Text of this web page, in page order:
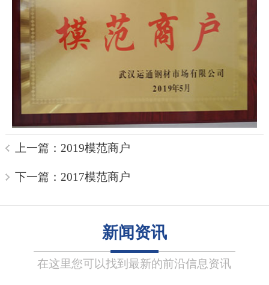
上一篇：2019模范商户
下一篇：2017模范商户
新闻资讯
在这里您可以找到最新的前沿信息资讯